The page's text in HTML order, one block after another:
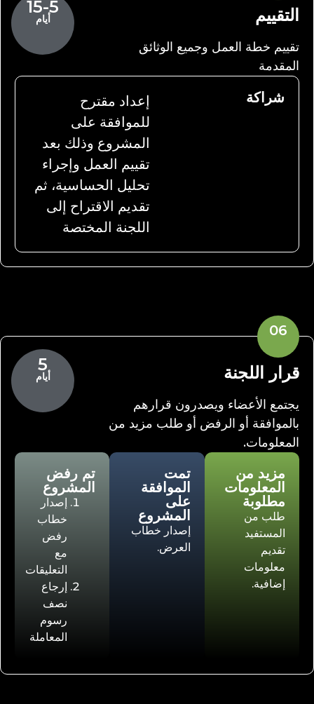
التقييم
تقييم خطة العمل وجميع الوثائق
المقدمة
15-5
أيام
شراكة
إعداد مقترح
للموافقة على
المشروع وذلك بعد
تقييم العمل وإجراء
تحليل الحساسية، ثم
تقديم الاقتراح إلى
اللجنة المختصة
06
قرار اللجنة
يجتمع الأعضاء ويصدرون قرارهم
بالموافقة أو الرفض أو طلب مزيد من
المعلومات.
أيام
مزيد من
المعلومات
مطلوبة
طلب من
المستفيد
تقديم
معلومات
إضافية.
تمت
الموافقة
على
المشروع
إصدار خطاب
العرض.
تم رفض
المشروع
إصدار
خطاب
رفض
مع
التعليقات
إرجاع
نصف
رسوم
المعاملة